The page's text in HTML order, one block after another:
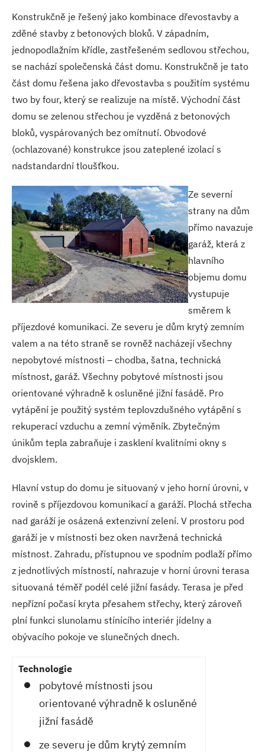
Konstrukčně je řešený jako kombinace dřevostavby a
zděné stavby z betonových bloků. V západním,
jednopodlažním křídle, zastřešeném sedlovou střechou,
se nachází společenská část domu. Konstrukčně je tato
část domu řešena jako dřevostavba s použitím systému
two by four, který se realizuje na místě. Východní část
domu se zelenou střechou je vyzděná z betonových
bloků, vyspárovaných bez omítnutí. Obvodové
(ochlazované) konstrukce jsou zateplené izolací s
nadstandardní tloušťkou.
Ze severní
strany na dům
přímo navazuje
garáž, která z
hlavního
objemu domu
vystupuje
směrem k
příjezdové komunikaci. Ze severu je dům krytý zemním
valem a na této straně se rovněž nacházejí všechny
nepobytové místnosti – chodba, šatna, technická
místnost, garáž. Všechny pobytové místnosti jsou
orientované výhradně k osluněné jižní fasádě. Pro
vytápění je použitý systém teplovzdušného vytápění s
rekuperací vzduchu a zemní výměník. Zbytečným
únikům tepla zabraňuje i zasklení kvalitními okny s
dvojsklem.
Hlavní vstup do domu je situovaný v jeho horní úrovni, v
rovině s příjezdovou komunikací a garáží. Plochá střecha
nad garáží je osázená extenzivní zelení. V prostoru pod
garáží je v místnosti bez oken navržená technická
místnost. Zahradu, přístupnou ve spodním podlaží přímo
z jednotlivých místností, nahrazuje v horní úrovni terasa
situovaná téměř podél celé jižní fasády. Terasa je před
nepřízní počasí kryta přesahem střechy, který zároveň
plní funkci slunolamu stínícího interiér jídelny a
obývacího pokoje ve slunečných dnech.
Technologie
pobytové místnosti jsou
orientované výhradně k osluněné
jižní fasádě
ze severu je dům krytý zemním